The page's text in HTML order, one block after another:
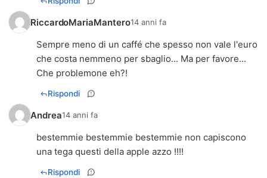
RiccardoMariaMantero14 anni fa
Sempre meno di un caffé che spesso non vale l'euro
che costa nemmeno per sbaglio... Ma per favore...
Che problemone eh?!
Rispondi
Andrea14 anni fa
bestemmie bestemmie bestemmie non capiscono
una tega questi della apple azzo !!!!
Rispondi